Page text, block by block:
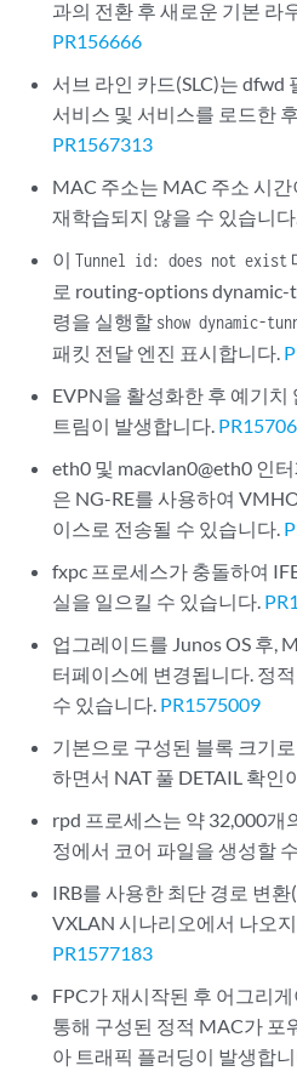
과의 전환 후 새로운 기본 라
PR156666
서브 라인 카드(SLC)는 dfwd
서비스 및 서비스를 로드한
PR1567313
MAC 주소는 MAC 주소 시
재학습되지 않을 수 있습니
이Tunnel id: does not exist
로 routing-options
령을 실행할 show dynamic-
패킷 전달 엔진 표시합니다.
EVPN을 활성화한 후 예기
트림이 발생합니다.
eth0 및 macvlan0@eth0 인
은 NG-RE를 사용하여
이스로 전송될 수 있습니다.
fxpc 프로세스가 충돌하여
실을 일으킬 수 있습니다.
업그레이드를 Junos OS 후,
터페이스에 변경됩니다. 정
수 있습니다. PR1575009
기본으로 구성된 블록 크기
하면서 NAT 풀 DETAIL 확인
rpd 프로세스는 약 32,000개
정에서 코어 파일을 생성할
IRB를 사용한 최단 경로 변
VXLAN 시나리오에서 나오
PR1577183
FPC가 재시작된 후 어그리
통해 구성된 정적 MAC가 포
아 트래픽 플러딩이 발생합